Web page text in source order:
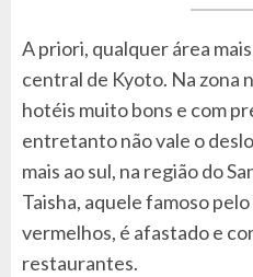
A priori, qualquer área
central de Kyoto. Na zona
hotéis muito bons e com
entretanto não vale o
mais ao sul, na região do
Taisha, aquele famoso
vermelhos, é afastado e
restaurantes.